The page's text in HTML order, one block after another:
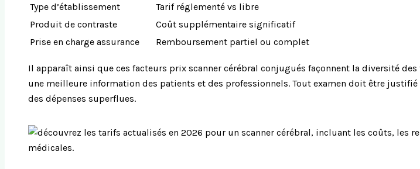
Type d’établissement
Tarif réglementé vs libre
Produit de contraste
Coût supplémentaire significatif
Prise en charge assurance
Remboursement partiel ou complet
Il apparaît ainsi que ces facteurs prix scanner cérébral conjugués façonnent la diversité
une meilleure information des patients et des professionnels. Tout examen doit être
des dépenses superflues.